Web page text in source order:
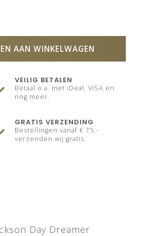
AAN WINKELWAGEN
VEILIG BETALEN
Betaal o.a. met iDeal, VISA en
nog meer.
GRATIS VERZENDING
Bestellingen vanaf € 75,-
verzenden wij gratis.
Day Dreamer